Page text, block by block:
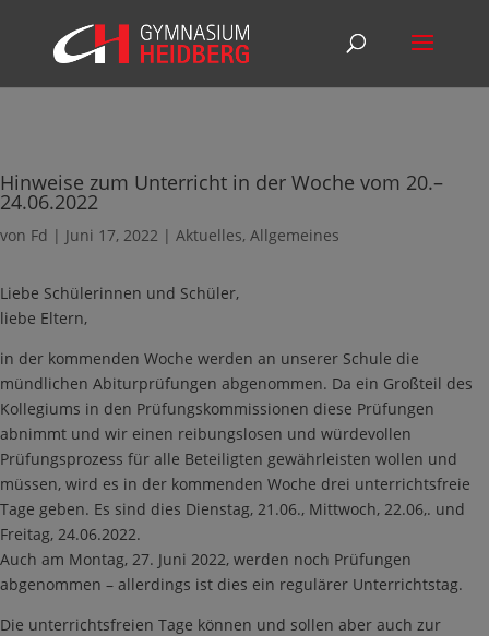
Hinweise zum Unterricht in der Woche vom 20.–
24.06.2022
von Fd | Juni 17, 2022 | Aktuelles, Allgemeines
Liebe Schülerinnen und Schüler,
liebe Eltern,
in der kommenden Woche werden an unserer Schule die
mündlichen Abiturprüfungen abgenommen. Da ein Großteil des
Kollegiums in den Prüfungskommissionen diese Prüfungen
abnimmt und wir einen reibungslosen und würdevollen
Prüfungsprozess für alle Beteiligten gewährleisten wollen und
müssen, wird es in der kommenden Woche drei unterrichtsfreie
Tage geben. Es sind dies Dienstag, 21.06., Mittwoch, 22.06,. und
Freitag, 24.06.2022.
Auch am Montag, 27. Juni 2022, werden noch Prüfungen
abgenommen – allerdings ist dies ein regulärer Unterrichtstag.
Die unterrichtsfreien Tage können und sollen aber auch zur